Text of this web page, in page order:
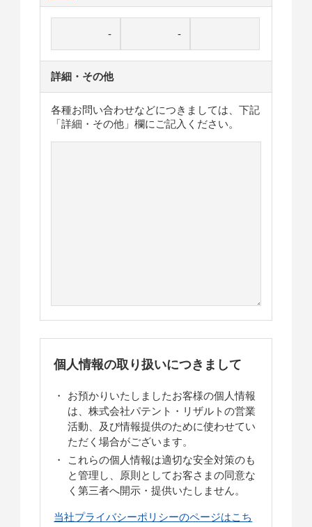
詳細・その他
各種お問い合わせなどにつきましては、下記
「詳細・その他」欄にご記入ください。
個人情報の取り扱いにつきまして
お預かりいたしましたお客様の個人情報
は、株式会社パテント・リザルトの営業
活動、及び情報提供のために使わせてい
ただく場合がございます。
これらの個人情報は適切な安全対策のも
と管理し、原則としてお客さまの同意な
く第三者へ開示・提供いたしません。
当社プライバシーポリシーのページはこち